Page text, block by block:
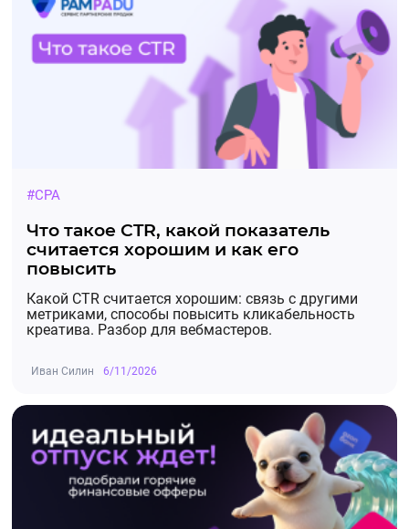
#CPA
Что такое CTR, какой показатель
считается хорошим и как его
повысить
Какой CTR считается хорошим: связь с другими
метриками, способы повысить кликабельность
креатива. Разбор для вебмастеров.
Иван Силин 6/11/2026